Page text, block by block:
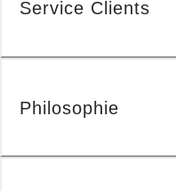
Service Clients
Philosophie